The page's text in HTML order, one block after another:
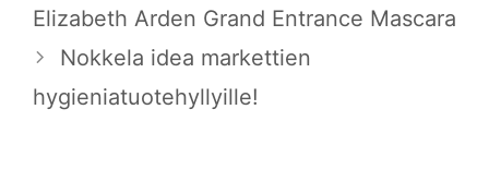
Elizabeth Arden Grand Entrance Mascara
Nokkela idea markettien
hygieniatuotehyllyille!